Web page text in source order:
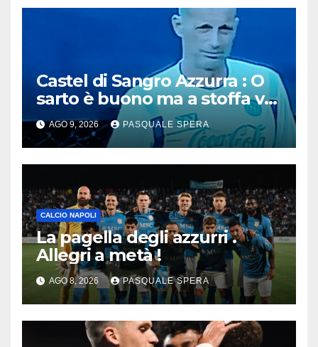
Castel di Sangro Azzurra : O
sarto è buono ma a stoffa va
migliorata !
AGO 9, 2026 PASQUALE SPERA
CALCIO NAPOLI
La pagella degli azzurri .
Allegri a metà !
AGO 8, 2026 PASQUALE SPERA